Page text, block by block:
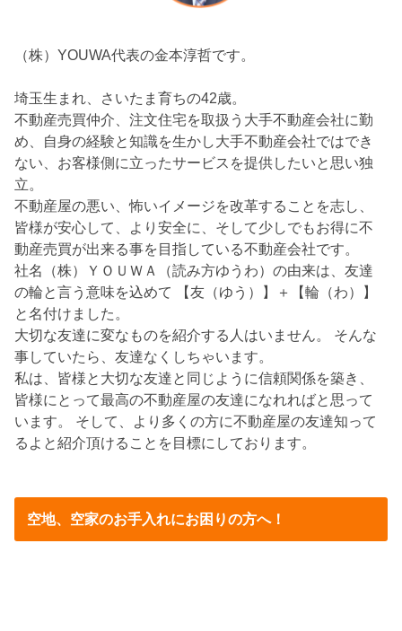
（株）YOUWA代表の金本淳哲です。
埼玉生まれ、さいたま育ちの42歳。
不動産売買仲介、注文住宅を取扱う大手不動産会社に勤
め、自身の経験と知識を生かし大手不動産会社ではでき
ない、お客様側に立ったサービスを提供したいと思い独
立。
不動産屋の悪い、怖いイメージを改革することを志し、
皆様が安心して、より安全に、そして少しでもお得に不
動産売買が出来る事を目指している不動産会社です。
社名（株）ＹＯＵＷＡ（読み方ゆうわ）の由来は、友達
の輪と言う意味を込めて 【友（ゆう）】＋【輪（わ）】
と名付けました。
大切な友達に変なものを紹介する人はいません。 そんな
事していたら、友達なくしちゃいます。
私は、皆様と大切な友達と同じように信頼関係を築き、
皆様にとって最高の不動産屋の友達になれればと思って
います。 そして、より多くの方に不動産屋の友達知って
るよと紹介頂けることを目標にしております。
空地、空家のお手入れにお困りの方へ！